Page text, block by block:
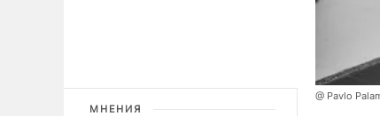
МНЕНИЯ
@ Pavlo